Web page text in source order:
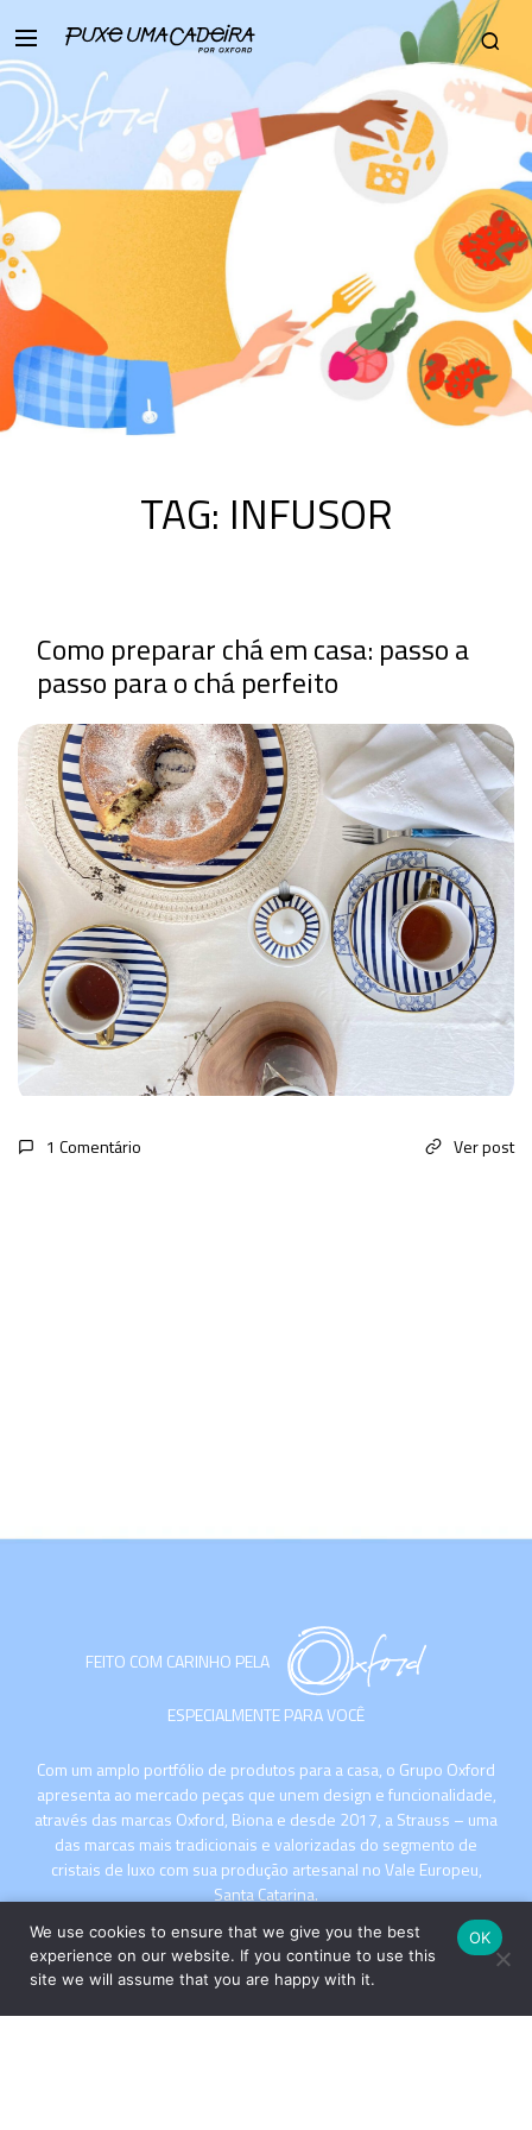
TAG: INFUSOR
Como preparar chá em casa: passo a
passo para o chá perfeito
1 Comentário Ver post
FEITO COM CARINHO PELA
ESPECIALMENTE PARA VOCÊ
Com um amplo portfólio de produtos para a casa, o Grupo Oxford
apresenta ao mercado peças que unem design e funcionalidade,
através das marcas Oxford, Biona e desde 2017, a Strauss – uma
das marcas mais tradicionais e valorizadas do segmento de
cristais de luxo com sua produção artesanal no Vale Europeu,
Santa Catarina.
We use cookies to ensure that we give you the best
experience on our website. If you continue to use this
site we will assume that you are happy with it.
OK